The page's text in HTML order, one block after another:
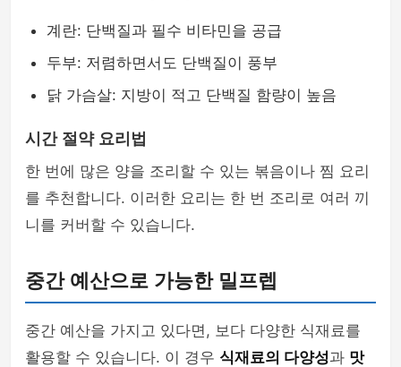
계란: 단백질과 필수 비타민을 공급
두부: 저렴하면서도 단백질이 풍부
닭 가슴살: 지방이 적고 단백질 함량이 높음
시간 절약 요리법
한 번에 많은 양을 조리할 수 있는 볶음이나 찜 요리
를 추천합니다. 이러한 요리는 한 번 조리로 여러 끼
니를 커버할 수 있습니다.
중간 예산으로 가능한 밀프렙
중간 예산을 가지고 있다면, 보다 다양한 식재료를
활용할 수 있습니다. 이 경우 식재료의 다양성과 맛